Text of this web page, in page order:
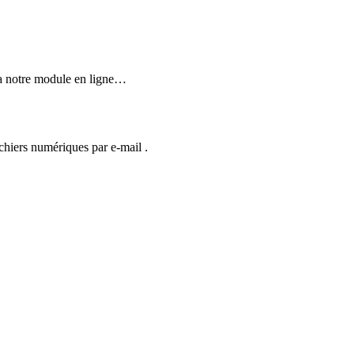
notre module en ligne…
numériques par e-mail .